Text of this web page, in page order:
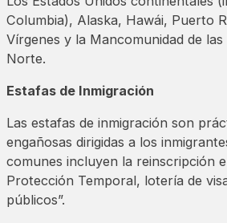
Columbia), Alaska, Hawái, Puerto
Vírgenes y la Mancomunidad de
Norte.
Estafas de Inmigración
Las estafas de inmigración son
engañosas dirigidas a los
comunes incluyen la reinscripción
Protección Temporal, lotería de
públicos”.